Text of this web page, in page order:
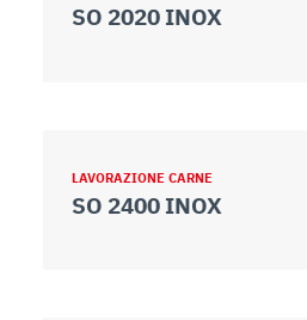
SO 2020 INOX
LAVORAZIONE CARNE
SO 2400 INOX